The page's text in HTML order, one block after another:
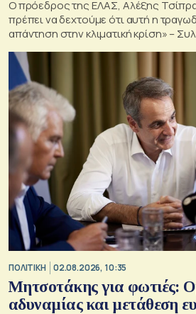
Ο πρόεδρος της ΕΛΑΣ, Αλέξης
πρέπει να δεχτούμε ότι αυτή η
απάντηση στην κλιματική κρίση» –
ΠΟΛΙΤΙΚΗ 02.08.2026, 10:35
Μητσοτάκης για φωτιές:
αδυναμίας και μετάθεση